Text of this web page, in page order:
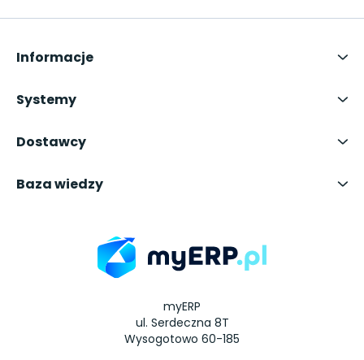
myERP
ul. Serdeczna 8T
Wysogotowo 60-185
Informacje
Systemy
Dostawcy
Baza wiedzy